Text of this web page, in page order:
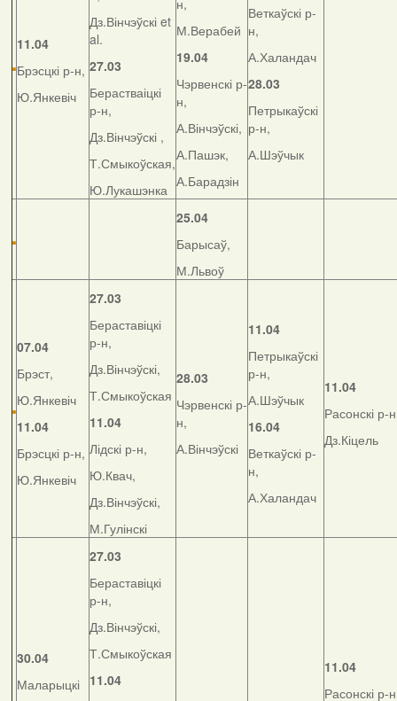
11.04
Брэсцкі р-н,
Ю.Янкевіч
Дз.Вінчэўскі et
al.
27.03
Берастваіцкі
р-н,
Дз.Вінчэўскі ,
Т.Смыкоўская,
Ю.Лукашэнка
н,
М.Верабей
19.04
Чэрвенскі р-
н,
А.Вінчэўскі,
А.Пашэк,
А.Барадзін
Веткаўскі р-
н,
А.Халандач
28.03
Петрыкаўскі
р-н,
А.Шэўчык
25.04
Барысаў,
М.Львоў
07.04
Брэст,
Ю.Янкевіч
11.04
Брэсцкі р-н,
Ю.Янкевіч
27.03
Бераставіцкі
р-н,
Дз.Вінчэўскі,
Т.Смыкоўская
11.04
Лідскі р-н,
Ю.Квач,
Дз.Вінчэўскі,
М.Гулінскі
28.03
Чэрвенскі р-
н,
А.Вінчэўскі
11.04
Петрыкаўскі
р-н,
А.Шэўчык
16.04
Веткаўскі р-
н,
А.Халандач
11.04
Расонскі р-
Дз.Кіцель
30.04
Маларыцкі
27.03
Бераставіцкі
р-н,
Дз.Вінчэўскі,
Т.Смыкоўская
11.04
11.04
Расонскі р-